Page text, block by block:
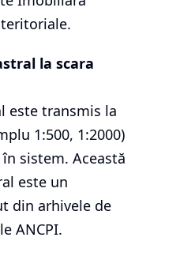
la scara
este transmis la
1:500, 1:2000)
sistem. Această
este un
din arhivele de
ANCPI.